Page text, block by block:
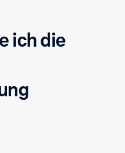
ich die